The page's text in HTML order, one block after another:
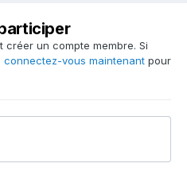
un compte membre. Si
connectez-vous maintenant pour